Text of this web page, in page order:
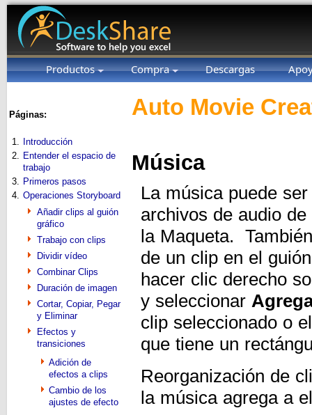
Productos Compra Descargas
Páginas:
1.
Introducción
2. Entender el espacio de
trabajo
3. Primeros pasos
4. Operaciones Storyboard
Añadir clips al guión
gráfico
Trabajo con clips
Dividir vídeo
Combinar Clips
Duración de imagen
Cortar, Copiar, Pegar
y Eliminar
Efectos y
transiciones
Adición de
efectos a clips
Cambio de los
ajustes de efecto
Auto Movie
Música
La música puede
archivos de audio
la Maqueta.
de un clip en el
hacer clic derecho
y seleccionar
clip seleccionado o
que tiene un
Reorganización de
la música agrega a